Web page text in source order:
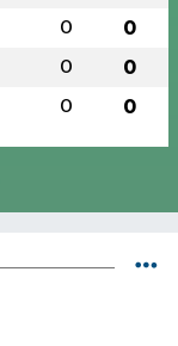
0 0
0 0
0 0